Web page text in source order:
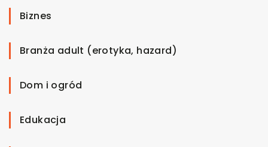
Biznes
Branża adult (erotyka, hazard)
Dom i ogród
Edukacja